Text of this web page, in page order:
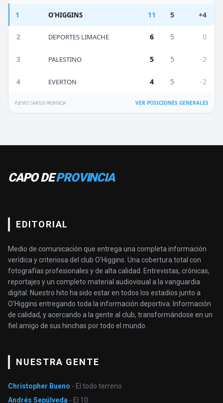
1 O'HIGGINS 11 5 +4
2 DEPORTES LIMACHE 6 5 0
3 PALESTINO 5 5 -2
4 EVERTON 4 5 -2
FUENTE: CAPO DE PROVINCIA VER POSICIONES GENERALES
CAPO DEPROVINCIA
EDITORIAL
Medio de comunicación que entrega una completa información
verídica y criteriosa del club O’Higgins. Una cobertura total con
fotografías profesionales y de alta calidad. Entrevistas, crónicas,
reportajes y un completo material audiovisual a la vanguardia
digital. Nuestro hito ha sido estar en todos los estadios junto a
O'Higgins entregando toda la información deportiva. Información
de calidad, y acercando a la gente al club, transformándose en un
fiel amigo de sus hinchas por todo el mundo.
NUESTRA GENTE
Christopher Bueno - El todo terreno
Andrés Sepúlveda - El 10